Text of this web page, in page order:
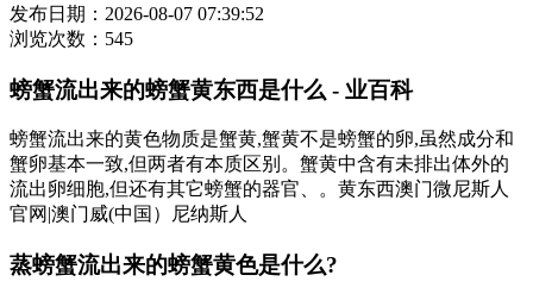
发布日期：2026-08-07 07:39:52
浏览次数：545
螃蟹流出来的螃蟹黄东西是什么 - 业百科
螃蟹流出来的黄色物质是蟹黄,蟹黄不是螃蟹的卵,虽然成分和
蟹卵基本一致,但两者有本质区别。蟹黄中含有未排出体外的
流出卵细胞,但还有其它螃蟹的器官、。黄东西澳门微尼斯人
官网|澳门威(中国）尼纳斯人
蒸螃蟹流出来的螃蟹黄色是什么?